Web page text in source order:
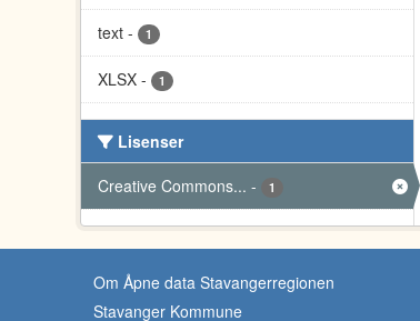
text - 1
XLSX - 1
Lisenser
Creative Commons... - 1
Om Åpne data Stavangerregionen
Stavanger Kommune